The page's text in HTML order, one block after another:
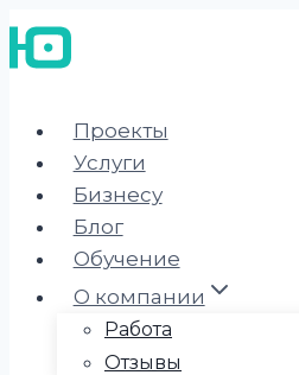
Перейти
к
Проекты
Услуги
Бизнесу
Блог
Обучение
О компании
Работа
Отзывы